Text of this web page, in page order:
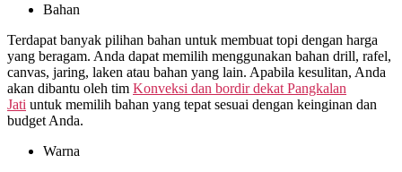
Bahan
Terdapat banyak pilihan bahan untuk membuat topi dengan harga
yang beragam. Anda dapat memilih menggunakan bahan drill, rafel,
canvas, jaring, laken atau bahan yang lain. Apabila kesulitan, Anda
akan dibantu oleh tim Konveksi dan bordir dekat Pangkalan
Jati untuk memilih bahan yang tepat sesuai dengan keinginan dan
budget Anda.
Warna